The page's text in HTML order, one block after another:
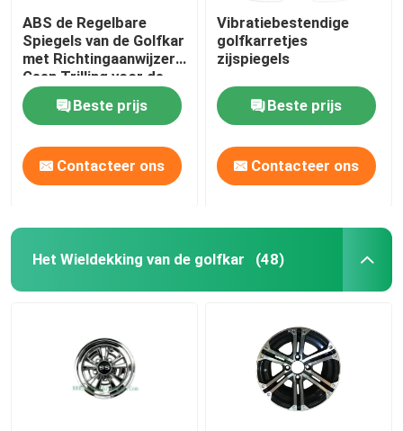
ABS de Regelbare
Spiegels van de Golfkar
met Richtingaanwijzers
Geen Trilling voor de
Clubauto van de
GolfautoBeste prijs
Contacteer ons
Vibratiebestendige
golfkarretjes
zijspiegels
Beste prijs
Contacteer ons
Het Wieldekking van de golfkar (48)